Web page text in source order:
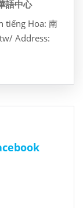
語中心
tiếng Hoa: 南
Address:
Loan 622